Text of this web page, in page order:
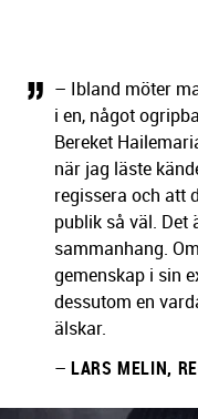
– Ibland möter
i en, något
Bereket
när jag läste
regissera och att
publik så väl. Det
sammanhang.
gemenskap i sin
dessutom en
älskar.
– LARS MELIN,